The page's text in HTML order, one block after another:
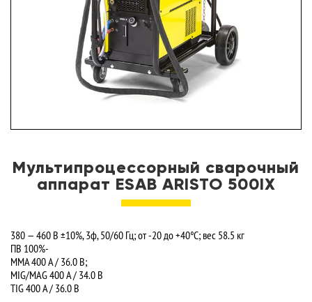
КОНТАКТЫ
Мультипроцессорный сварочный
аппарат ESAB ARISTO 500IX
380 — 460 В ±10%, 3ф, 50/60 Гц; от -20 до +40°C; вес 58.5 кг
ПВ 100%-
MMA 400 A / 36.0 В;
MIG/MAG 400 A / 34.0 В
TIG 400 A / 36.0 В